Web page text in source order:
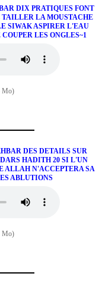
DIX PRATIQUES FONT
LA MOUSTACHE
SIWAK ASPIRER L'EAU
LES ONGLES~1
Mo)
DES DETAILS SUR
HADITH 20 SI L'UN
ALLAH N'ACCEPTERA SA
ABLUTIONS
Mo)